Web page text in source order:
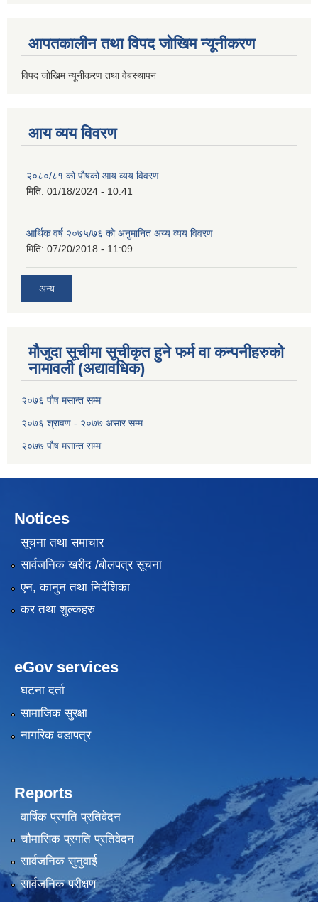
आपतकालीन तथा विपद जोखिम न्यूनीकरण
विपद जोखिम न्यूनीकरण तथा वेबस्थापन
आय व्यय विवरण
२०८०/८१ को पौषको आय व्यय विवरण
मिति: 01/18/2024 - 10:41
आर्थिक वर्ष २०७५/७६ को अनुमानित अय्य व्यय विवरण
मिति: 07/20/2018 - 11:09
अन्य
मौजुदा सूचीमा सूचीकृत हुने फर्म वा कन्पनीहरुको
नामावली (अद्यावधिक)
२०७६ पौष मसान्त सम्म
२०७६ श्रावण - २०७७ असार सम्म
२०७७ पौष मसान्त सम्म
Notices
सूचना तथा समाचार
सार्वजनिक खरीद /बोलपत्र सूचना
एन, कानुन तथा निर्देशिका
कर तथा शुल्कहरु
eGov services
घटना दर्ता
सामाजिक सुरक्षा
नागरिक वडापत्र
Reports
वार्षिक प्रगति प्रतिवेदन
चौमासिक प्रगति प्रतिवेदन
सार्वजनिक सुनुवाई
सार्वजनिक परीक्षण